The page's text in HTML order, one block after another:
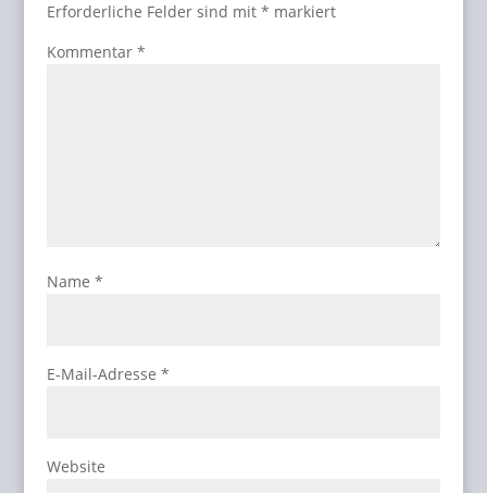
Erforderliche Felder sind mit * markiert
Kommentar *
Name *
E-Mail-Adresse *
Website